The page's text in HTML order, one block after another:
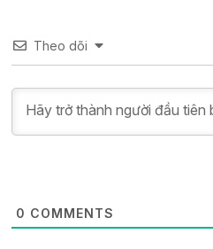
Theo dõi
0 COMMENTS